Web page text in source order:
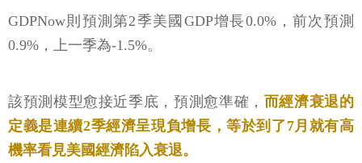
GDPNow則預測第2季美國GDP增長0.0%，前次預測
0.9%，上一季為-1.5%。
該預測模型愈接近季底，預測愈準確， 而經濟衰退的
定義是連續2季經濟呈現負增長，等於到了7月就有高
機率看見美國經濟陷入衰退。